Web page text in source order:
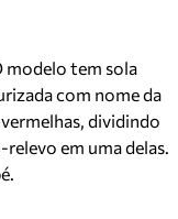
modelo tem sola
com nome da
dividindo
em uma delas.